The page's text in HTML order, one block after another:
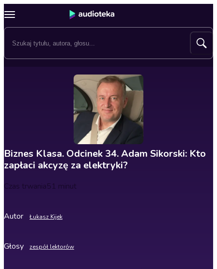
Biznes Klasa. Odcinek 34. Adam Sikorski: Kto
zapłaci akcyzę za elektryki?
Czas trwania51 minut
Autor Łukasz Kijek
Głosy zespół lektorów